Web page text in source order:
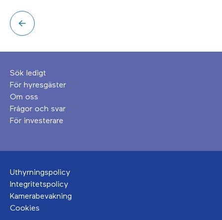
Sök ledigt
För hyresgäster
Om oss
Frågor och svar
För investerare
Uthyrningspolicy
Integritetspolicy
Kamerabevakning
Cookies